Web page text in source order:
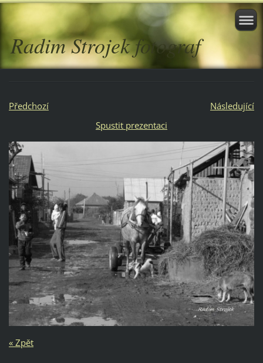
Radim Strojek fotograf
Předchozí
Následující
Spustit prezentaci
« Zpět